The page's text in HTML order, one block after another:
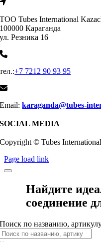
ТОО Tubes International
100000 Караганда
ул. Резника 16
тел.:+7 7212 90 93 95
Email:karaganda@tubes-
SOCIAL MEDIA
Copyright © Tubes International
Page load link
Найдите
соединение
Поиск по названию,